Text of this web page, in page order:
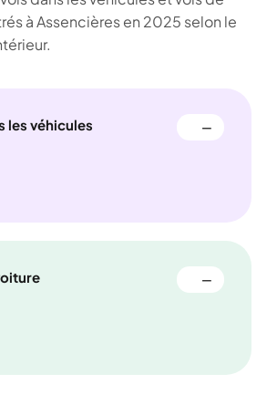
à Assencières en 2025 selon le
les véhicules —
—